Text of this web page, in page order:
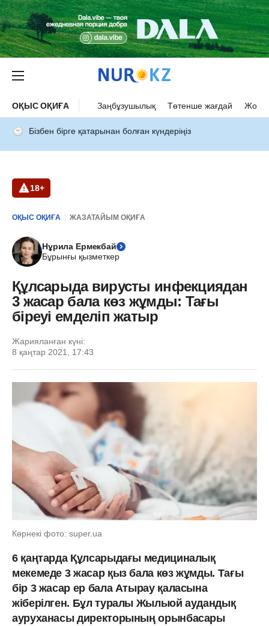
ОҚЫС ОҚИҒА Заңбұзушылық Төтенше жағдай Жол
Бізбен бірге қатарынан болған күндеріңіз
18+
ОҚЫС ОҚИҒА ЖАЗАТАЙЫМ ОҚИҒА
Нұрила Ермекбай
Бұрынғы қызметкер
Құлсарыда вирусты инфекциядан
3 жасар бала көз жұмды: Тағы
біреуі емделіп жатыр
Жарияланған күні:
8 қаңтар 2021, 17:43
Көрнекі фото: super.ua
6 қаңтарда Құлсарыдағы медициналық
мекемеде 3 жасар қыз бала көз жұмды. Тағы
бір 3 жасар ер бала Атырау қаласына
жіберілген. Бұл туралы Жылыой аудандық
ауруханасы директорының орынбасары